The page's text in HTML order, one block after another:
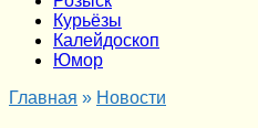
Курьёзы
Калейдоскоп
Юмор
Главная » Новости